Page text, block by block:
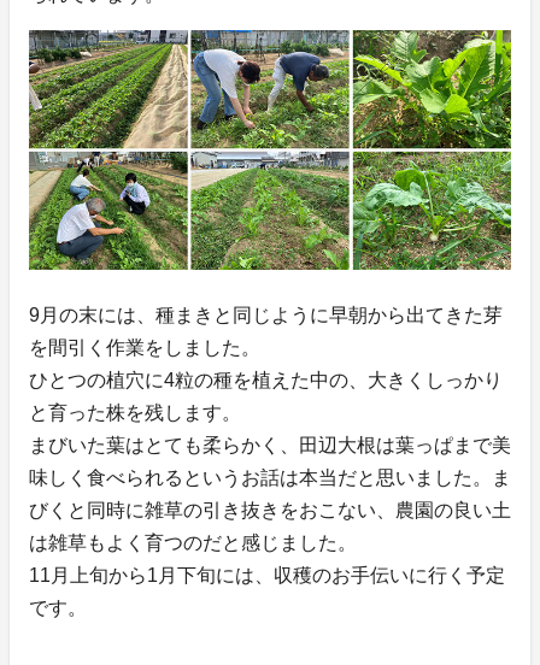
9月の末には、種まきと同じように早朝から出てきた芽
を間引く作業をしました。
ひとつの植穴に4粒の種を植えた中の、大きくしっかり
と育った株を残します。
まびいた葉はとても柔らかく、田辺大根は葉っぱまで美
味しく食べられるというお話は本当だと思いました。ま
びくと同時に雑草の引き抜きをおこない、農園の良い土
は雑草もよく育つのだと感じました。
11月上旬から1月下旬には、収穫のお手伝いに行く予定
です。